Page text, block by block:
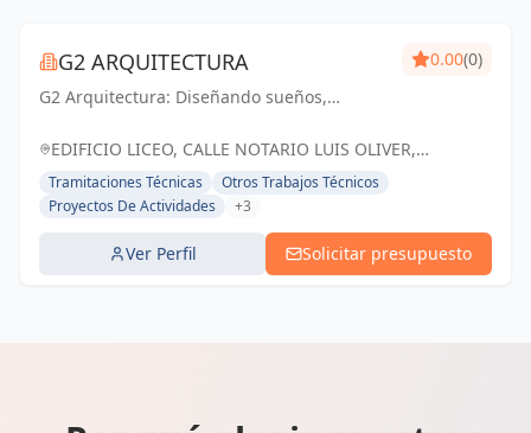
G2 ARQUITECTURA
G2 Arquitectura: Diseñando sueños,
inspiran, arquitectura que trasciende.
0.00(0)
EDIFICIO LICEO, CALLE NOTARIO LUIS OLIVER,
MARBELLA, ESPAÑA, España
Tramitaciones Técnicas
Otros Trabajos Técnicos
Proyectos De Actividades
+3
Ver Perfil Solicitar presupuesto